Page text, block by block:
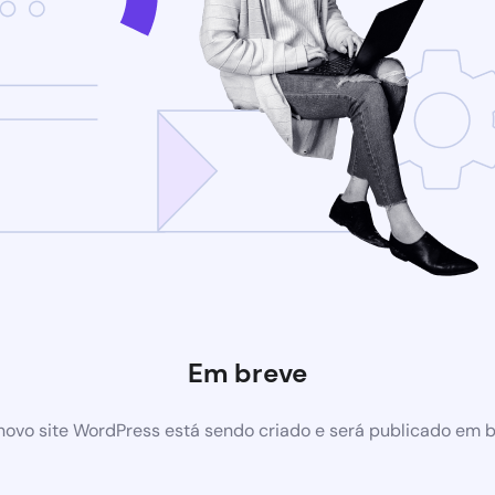
Em breve
site WordPress está sendo criado e será publicado em